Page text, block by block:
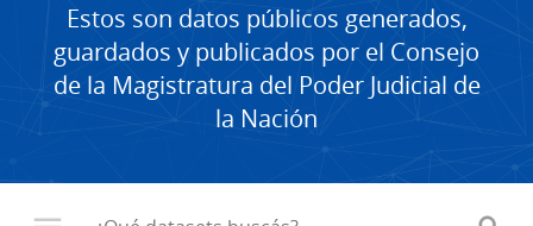
Estos son datos públicos generados,
guardados y publicados por el Consejo
de la Magistratura del Poder Judicial de
la Nación